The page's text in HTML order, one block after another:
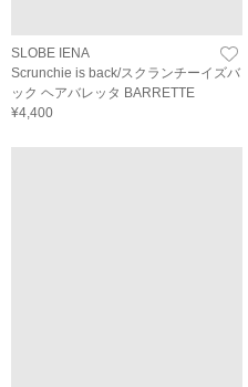
SLOBE IENA
Scrunchie is back/スクランチーイズバ
ック ヘアバレッタ BARRETTE
¥4,400